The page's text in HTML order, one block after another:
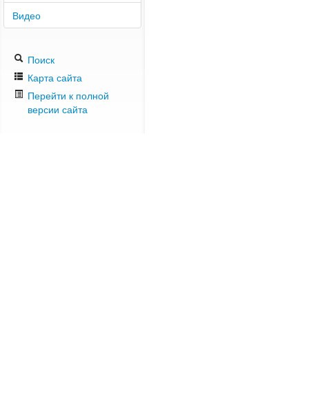
Видео
Поиск
Карта сайта
Перейти к полной
версии сайта